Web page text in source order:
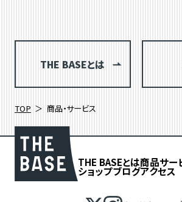
THE BASEとは
TOP 商品・サービス
THE BASEとは商品サー
ショップブログアクセス